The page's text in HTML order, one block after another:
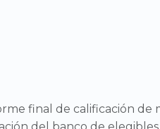
final de calificación de